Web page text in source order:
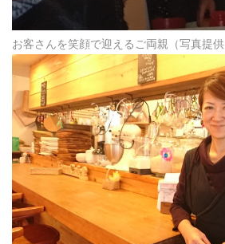
お客さんを笑顔で迎えるご両親（写真提供